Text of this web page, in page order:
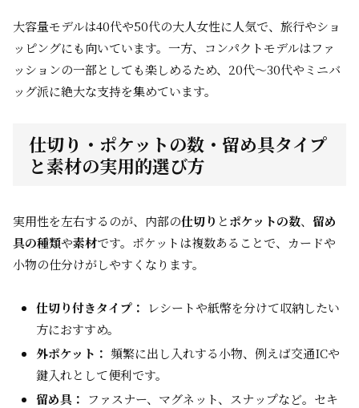
大容量モデルは40代や50代の大人女性に人気で、旅行やショ
ッピングにも向いています。一方、コンパクトモデルはファ
ッションの一部としても楽しめるため、20代～30代やミニバ
ッグ派に絶大な支持を集めています。
仕切り・ポケットの数・留め具タイプ
と素材の実用的選び方
実用性を左右するのが、内部の仕切り とポケットの数、 留め
具の種類や素材です。ポケットは複数あることで、カードや
小物の仕分けがしやすくなります。
仕切り付きタイプ：
レシートや紙幣を分けて収納したい
方におすすめ。
外ポケット： 頻繁に出し入れする小物、例えば交通ICや
鍵入れとして便利です。
留め具： ファスナー、マグネット、スナップなど。セキ